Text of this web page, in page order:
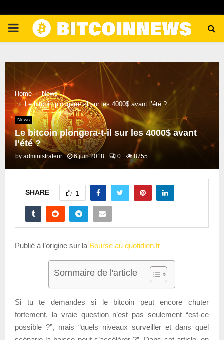
PRIMARY
Home
News
Le bitcoin plongera-t-il sur les 4000$ avant l’été ?
News
Le bitcoin plongera-t-il sur les 4000$ avant
l’été ?
by administrateur 6 juin 2018 0 8755
SHARE 1
Publié à l’origine sur la Bourse au quotidien.fr
Sommaire de l'article
Si tu te demandes si le bitcoin peut encore chuter
fortement, la vraie question n’est pas seulement “est-ce
possible ?”, mais “quels niveaux surveiller et dans quel